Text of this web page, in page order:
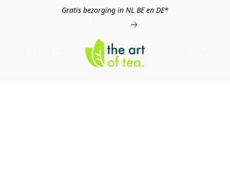
Gratis bezorging in NL BE en DE*